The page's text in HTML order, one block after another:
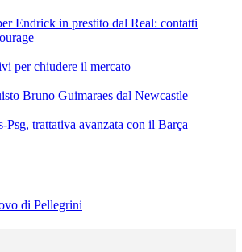
Endrick in prestito dal Real: contatti
per chiudere il mercato
Bruno Guimaraes dal Newcastle
Psg, trattativa avanzata con il Barça
di Pellegrini